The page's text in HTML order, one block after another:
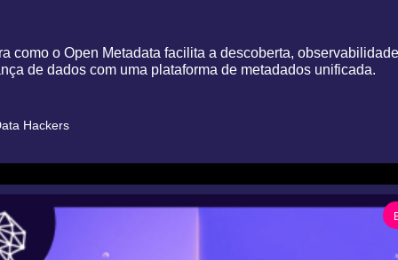
como o Open Metadata facilita a descoberta,
de dados com uma plataforma de metadados unificada.
Hackers